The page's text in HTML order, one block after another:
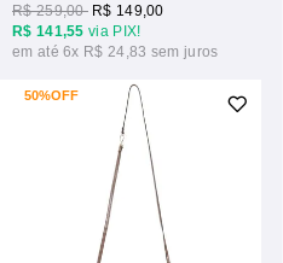
R$ 141,55 via PIX!
R$ 259,00 R$ 149,00
6x R$ 24,83
50%OFF